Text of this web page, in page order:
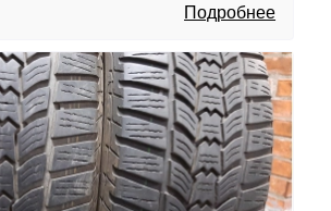
Подробнее